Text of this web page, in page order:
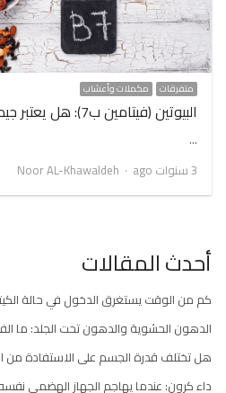
متفرقات مكملات وأعشاب
البيوتين (فيتامين ب7): هل يعتبر جيد للجسم ؟
…
3 سنوات ago
Author
Noor AL-Khawaldeh
أحدث المقالات
كم من الوقت يستغرق الدخول في حالة
الدهون الحشوية والدهون تحت الجلد: ما
هل تختلف قدرة الجسم على الاستفادة من
داء كرون: عندما يهاجم الجهاز الهضمي